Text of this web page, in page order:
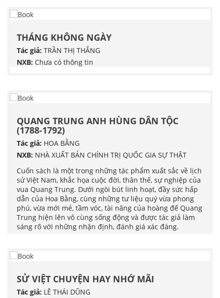
THÁNG KHÔNG NGÀY
Tác giả: TRẦN THỊ THẮNG
NXB: Chưa có thông tin
QUANG TRUNG ANH HÙNG DÂN TỘC
(1788-1792)
Tác giả: HOA BẰNG
NXB: NHÀ XUẤT BẢN CHÍNH TRỊ QUỐC GIA SỰ THẬT
Cuốn sách là một trong những tác phẩm xuất sắc về lịch
sử Việt Nam, khắc họa cuộc đời, thân thế, sự nghiệp của
vua Quang Trung. Dưới ngòi bút linh hoạt, đầy sức hấp
dẫn của Hoa Bằng, cùng những tư liệu quý vừa phong
phú, vừa mới mẻ, tầm vóc, tài năng của hoàng đế Quang
Trung hiện lên vô cùng sống động và được tác giả làm
sáng rõ với những nhận định, đánh giá xác đáng.
SỬ VIỆT CHUYỆN HAY NHỚ MÃI
Tác giả: LÊ THÁI DŨNG